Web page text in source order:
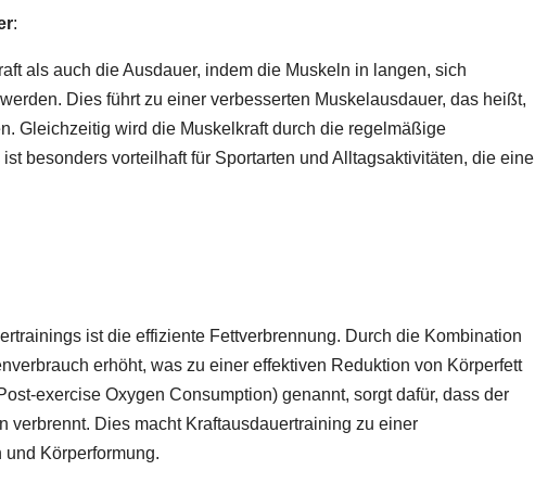
:
als auch die Ausdauer, indem die Muskeln in langen, sich
Dies führt zu einer verbesserten Muskelausdauer, das heißt,
Gleichzeitig wird die Muskelkraft durch die regelmäßige
besonders vorteilhaft für Sportarten und Alltagsaktivitäten, die eine
ist die effiziente Fettverbrennung. Durch die Kombination
erhöht, was zu einer effektiven Reduktion von Körperfett
exercise Oxygen Consumption) genannt, sorgt dafür, dass der
verbrennt. Dies macht Kraftausdauertraining zu einer
Körperformung.